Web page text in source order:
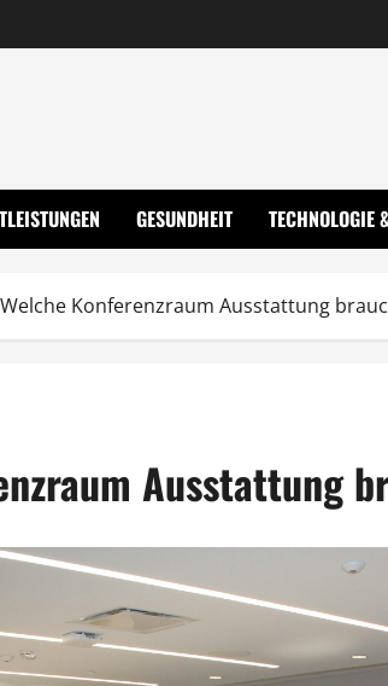
GESUNDHEIT TECHNOLOGIE
Welche Konferenzraum Ausstattung
Ausstattung